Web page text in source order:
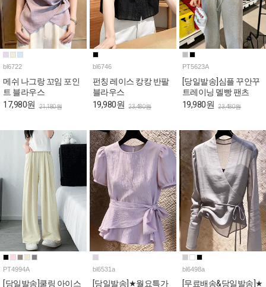
bl6722
메쉬 나그랑 꼬임 포인
트 블라우스
17,980원 21,180원
bl6746
펀칭 레이스 캉캉 반팔
블라우스
19,980원 23,480원
PT5623A
[당일발송]심플 꾸안꾸
트레이닝 멜빵 팬츠
19,980원 23,480원
PT4994A
[당일발송]쿨링 아이스
bl6531a
[당일발송]★월요특가
bl6498a
[무료배송&당일발송]★